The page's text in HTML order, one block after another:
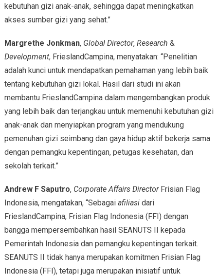
kebutuhan gizi anak-anak, sehingga dapat meningkatkan
akses sumber gizi yang sehat.”
Margrethe Jonkman, Global Director, Research &
Development, FrieslandCampina, menyatakan: “Penelitian
adalah kunci untuk mendapatkan pemahaman yang lebih baik
tentang kebutuhan gizi lokal. Hasil dari studi ini akan
membantu FrieslandCampina dalam mengembangkan produk
yang lebih baik dan terjangkau untuk memenuhi kebutuhan gizi
anak-anak dan menyiapkan program yang mendukung
pemenuhan gizi seimbang dan gaya hidup aktif bekerja sama
dengan pemangku kepentingan, petugas kesehatan, dan
sekolah terkait.”
Andrew F Saputro, Corporate Affairs DirectorFrisian Flag
Indonesia, mengatakan, “Sebagai afiliasidari
FrieslandCampina, Frisian Flag Indonesia (FFI) dengan
bangga mempersembahkan hasil SEANUTS II kepada
Pemerintah Indonesia dan pemangku kepentingan terkait.
SEANUTS II tidak hanya merupakan komitmen Frisian Flag
Indonesia (FFI), tetapi juga merupakan inisiatif untuk